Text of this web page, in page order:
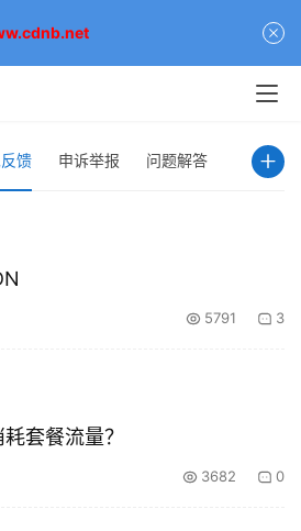
馈 申诉举报 问题解答
5791 3
套餐流量？
3682 0